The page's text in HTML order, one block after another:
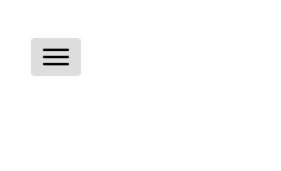
Toggle